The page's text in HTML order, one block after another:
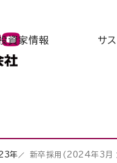
資家情報 サ
年 新卒採用(2024年3月